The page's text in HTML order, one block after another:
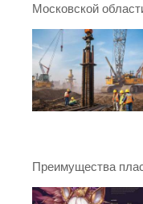
Московской
Преимущества